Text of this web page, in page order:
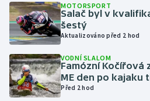
Motorsport
Olympijské hry
Parasport
Plavání
MOTORSPORT
Salač byl v
šestý
Aktualizováno před 2 hod
VODNÍ SLALOM
Famózní Kočířová
ME den po kajaku
Před 2 hod